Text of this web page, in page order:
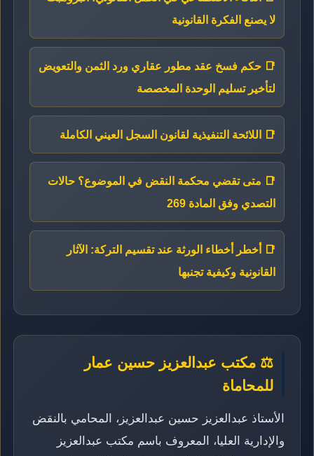
لا يصنع الفكرة القانونية
📑 حكم فسخ عقد مطور عقاري ورد الثمن والتعويض
لتأخير تسليم الوحدة المخصصة
📑 اللائحة التنفيذية لقانون السجل العيني الكاملة
📑 متى تقضي محكمة النقض في الموضوع؟ حالات
التصدي وفق المادة 269
📑 أخطر أخطاء الورثة عند تقسيم التركة: الآثار
القانونية وكيفية تجنبها
⚖️ مكتب عبدالعزيز حسين عمار
للمحاماة
الأستاذ عبدالعزيز حسين عبدالعزيز، المحامي بالنقض
والإدارية العليا، المعروف باسم مكتب عبدالعزيز